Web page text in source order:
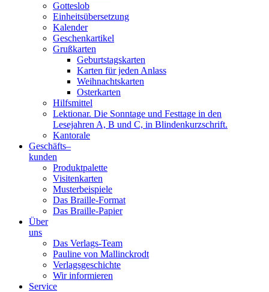
Druckerei
gGmbH
Gotteslob
Einheitsübersetzung
Kalender
Geschenkartikel
Grußkarten
Geburtstagskarten
Karten für jeden Anlass
Weihnachtskarten
Osterkarten
Hilfsmittel
Lektionar. Die Sonntage und Festtage in den
Lesejahren A, B und C, in Blindenkurzschrift.
Kantorale
Geschäfts­–
kunden
Produktpalette
Visitenkarten
Musterbeispiele
Das Braille-Format
Das Braille-Papier
Über
uns
Das Verlags-Team
Pauline von Mallinckrodt
Verlagsgeschichte
Wir informieren
Service